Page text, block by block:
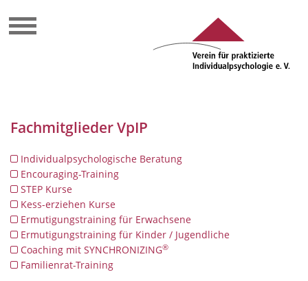
Fachmitglieder VpIP
Individualpsychologische Beratung
Encouraging-Training
STEP Kurse
Kess-erziehen Kurse
Ermutigungstraining für Erwachsene
Ermutigungstraining für Kinder / Jugendliche
Coaching mit SYNCHRONIZING®
Familienrat-Training